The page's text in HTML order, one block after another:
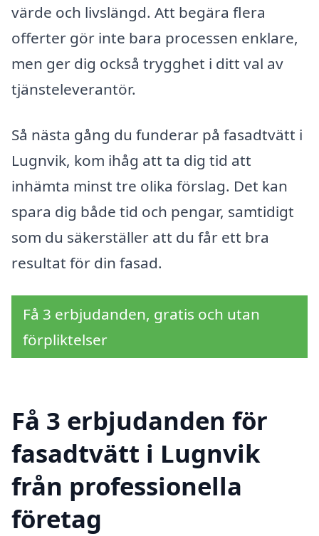
värde och livslängd. Att begära flera
offerter gör inte bara processen enklare,
men ger dig också trygghet i ditt val av
tjänsteleverantör.
Så nästa gång du funderar på fasadtvätt i
Lugnvik, kom ihåg att ta dig tid att
inhämta minst tre olika förslag. Det kan
spara dig både tid och pengar, samtidigt
som du säkerställer att du får ett bra
resultat för din fasad.
Få 3 erbjudanden, gratis och utan
förpliktelser
Få 3 erbjudanden för
fasadtvätt i Lugnvik
från professionella
företag